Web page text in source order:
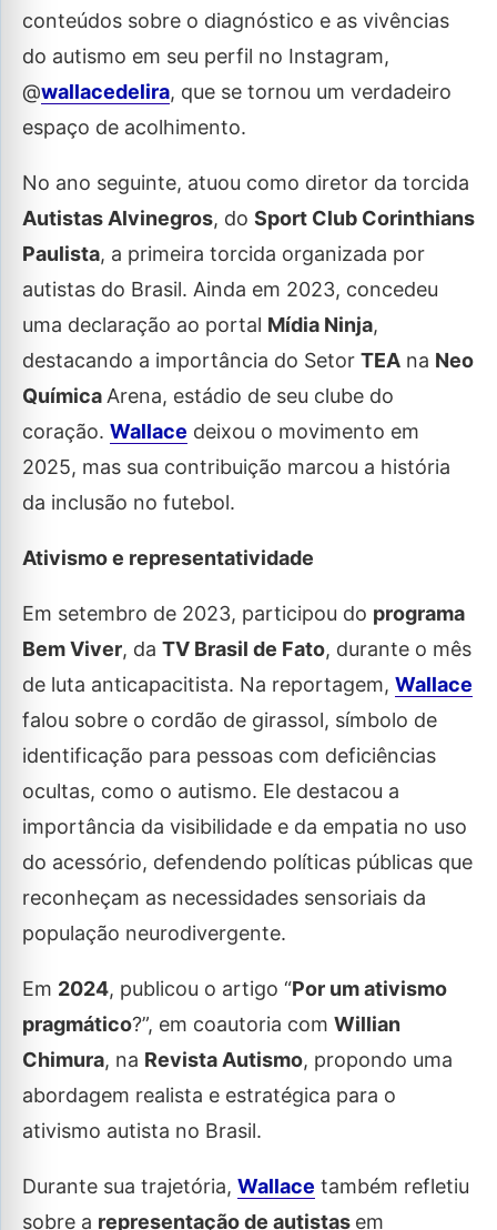
conteúdos sobre o diagnóstico e as vivências
do autismo em seu perfil no Instagram,
@wallacedelira, que se tornou um verdadeiro
espaço de acolhimento.
No ano seguinte, atuou como diretor da torcida
Autistas Alvinegros, do Sport Club Corinthians
Paulista, a primeira torcida organizada por
autistas do Brasil. Ainda em 2023, concedeu
uma declaração ao portal Mídia Ninja,
destacando a importância do Setor TEA na Neo
Química Arena, estádio de seu clube do
coração. Wallace deixou o movimento em
2025, mas sua contribuição marcou a história
da inclusão no futebol.
Ativismo e representatividade
Em setembro de 2023, participou do programa
Bem Viver, da TV Brasil de Fato, durante o mês
de luta anticapacitista. Na reportagem, Wallace
falou sobre o cordão de girassol, símbolo de
identificação para pessoas com deficiências
ocultas, como o autismo. Ele destacou a
importância da visibilidade e da empatia no uso
do acessório, defendendo políticas públicas que
reconheçam as necessidades sensoriais da
população neurodivergente.
Em 2024, publicou o artigo “Por um ativismo
pragmático?”, em coautoria com Willian
Chimura, na Revista Autismo, propondo uma
abordagem realista e estratégica para o
ativismo autista no Brasil.
Durante sua trajetória, Wallace também refletiu
sobre a representação de autistas em